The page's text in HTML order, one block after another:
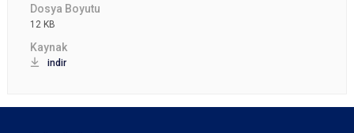
12 KB
indir